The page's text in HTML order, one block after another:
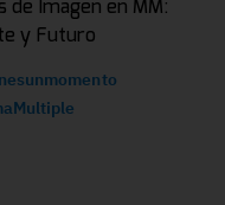
de Imagen en MM:
y Futuro